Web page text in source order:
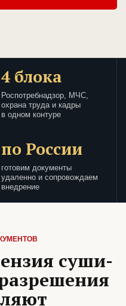
4 блока
Роспотребнадзор, МЧС,
охрана труда и кадры
в одном контуре
по России
готовим документы
удаленно и сопровождаем
внедрение
суши-